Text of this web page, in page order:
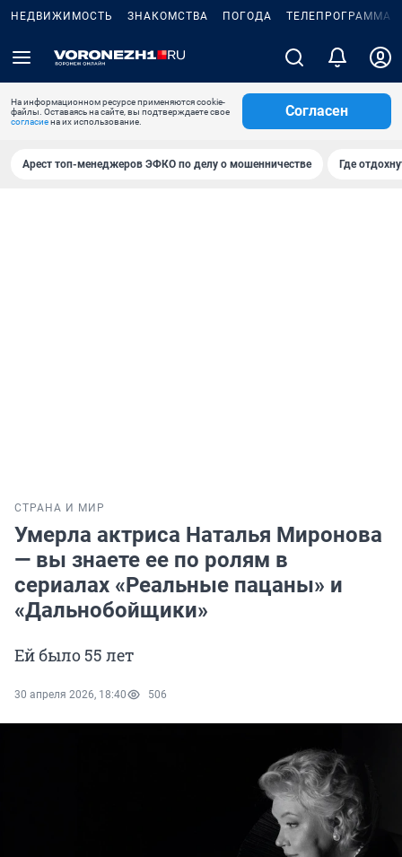
НЕДВИЖИМОСТЬ ЗНАКОМСТВА ПОГОДА ТЕЛЕПРОГРАММА
На информационном ресурсе применяются cookie-
файлы. Оставаясь на сайте, вы подтверждаете свое
согласиена их использование.
Согласен
Арест топ-менеджеров ЭФКО по делу о мошенничестве Где
СТРАНА И МИР
Умерла актриса Наталья Миронова
— вы знаете ее по ролям в
сериалах «Реальные пацаны» и
«Дальнобойщики»
Ей было 55 лет
30 апреля 2026, 18:40 506